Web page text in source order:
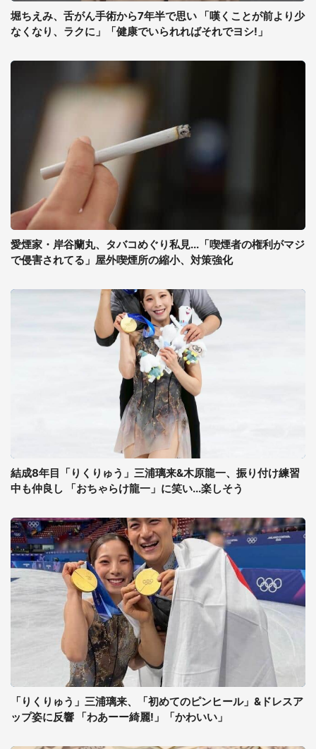
堀ちえみ、舌がん手術から7年半で思い 「嘆くことが前より少
なくなり、ラクに」「健康でいられればそれでヨシ!」
愛煙家・岸谷蘭丸、タバコめぐり私見...「喫煙者の権利がマジ
で侵害されてる」屋外喫煙所の縮小、対策強化
結成8年目「りくりゅう」三浦璃来&木原龍一、振り付け練習
中も仲良し 「おちゃらけ龍一」に笑い...楽しそう
「りくりゅう」三浦璃来、「初めてのピンヒール」&ドレスア
ップ姿に反響 「わあーー綺麗!」「かわいい」